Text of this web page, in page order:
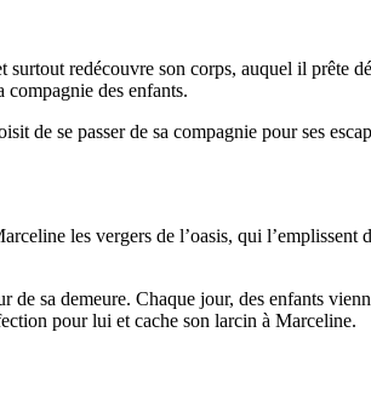
redécouvre son corps, auquel il prête
des enfants.
de se passer de sa compagnie pour ses
les vergers de l’oasis, qui
de sa demeure. Chaque jour, des enfants
pour lui et cache son larcin à Marceline.